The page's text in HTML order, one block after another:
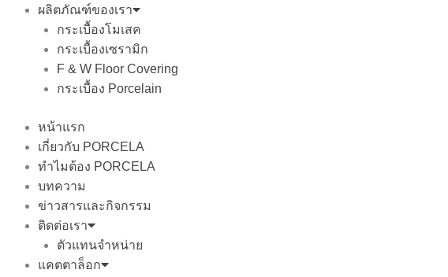
ผลิตภัณฑ์ของเรา
กระเบื้องโมเสค
กระเบื้องเซรามิก
F & W Floor Covering
กระเบื้อง Porcelain
หน้าแรก
เกี่ยวกับ PORCELA
ทำไมต้อง PORCELA
บทความ
ข่าวสารและกิจกรรม
ติดต่อเรา
ตัวแทนจำหน่าย
แคตตาล็อก